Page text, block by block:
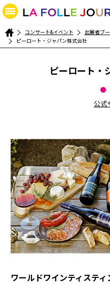
コンサート&イベント 出展者ブ
ピーロート・ジャパン株式会社
ピーロート・
公式
ワールドワインティスティ